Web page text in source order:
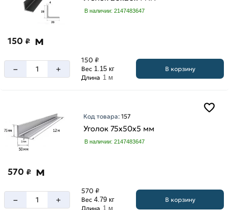
уголка
м
6
Ширина
100
125
В наличии: 2147483647
150 ₽ м
– +
150 ₽
Вес 1.15 кг
Длина 1 м
В корзину
Код товара:157
Уголок 75х50х5 мм
В наличии: 2147483647
570 ₽ м
– +
570 ₽
Вес 4.79 кг
Длина 1 м
В корзину